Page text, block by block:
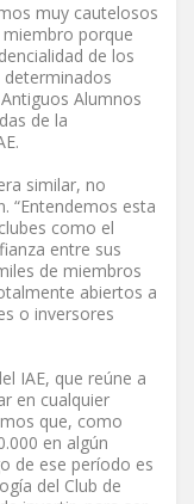
muy cautelosos
porque
de los
Alumnos
de la
similar, no
“Entendemos esta
como el
entre sus
de miembros
abiertos a
o inversores
IAE, que reúne a
en cualquier
que, como
en algún
de ese período es
del Club de